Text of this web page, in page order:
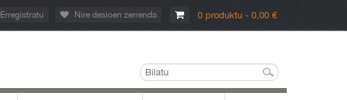
0 produktu - 0,00 €
Erregistratu Nire desioen zerrenda